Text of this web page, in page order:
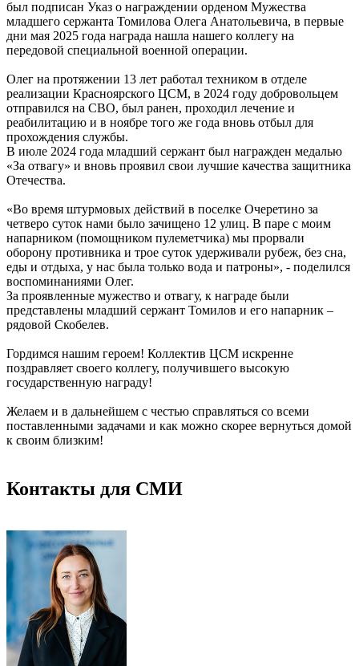
был подписан Указ о награждении орденом Мужества
младшего сержанта Томилова Олега Анатольевича, в первые
дни мая 2025 года награда нашла нашего коллегу на
передовой специальной военной операции.
Олег на протяжении 13 лет работал техником в отделе
реализации Красноярского ЦСМ, в 2024 году добровольцем
отправился на СВО, был ранен, проходил лечение и
реабилитацию и в ноябре того же года вновь отбыл для
прохождения службы.
В июле 2024 года младший сержант был награжден медалью
«За отвагу» и вновь проявил свои лучшие качества защитника
Отечества.
«Во время штурмовых действий в поселке Очеретино за
четверо суток нами было зачищено 12 улиц. В паре с моим
напарником (помощником пулеметчика) мы прорвали
оборону противника и трое суток удерживали рубеж, без сна,
еды и отдыха, у нас была только вода и патроны», - поделился
воспоминаниями Олег.
За проявленные мужество и отвагу, к награде были
представлены младший сержант Томилов и его напарник –
рядовой Скобелев.
Гордимся нашим героем! Коллектив ЦСМ искренне
поздравляет своего коллегу, получившего высокую
государственную награду!
Желаем и в дальнейшем с честью справляться со всеми
поставленными задачами и как можно скорее вернуться домой
к своим близким!
Контакты для СМИ